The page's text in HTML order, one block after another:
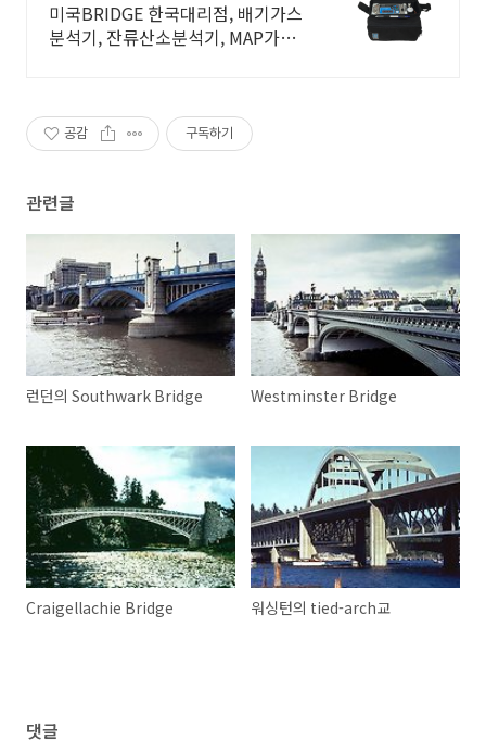
미국BRIDGE 한국대리점, 배기가스
분석기, 잔류산소분석기, MAP가스
공감 구독하기
관련글
런던의 Southwark Bridge Westminster Bridge
Craigellachie Bridge 워싱턴의 tied-arch교
댓글